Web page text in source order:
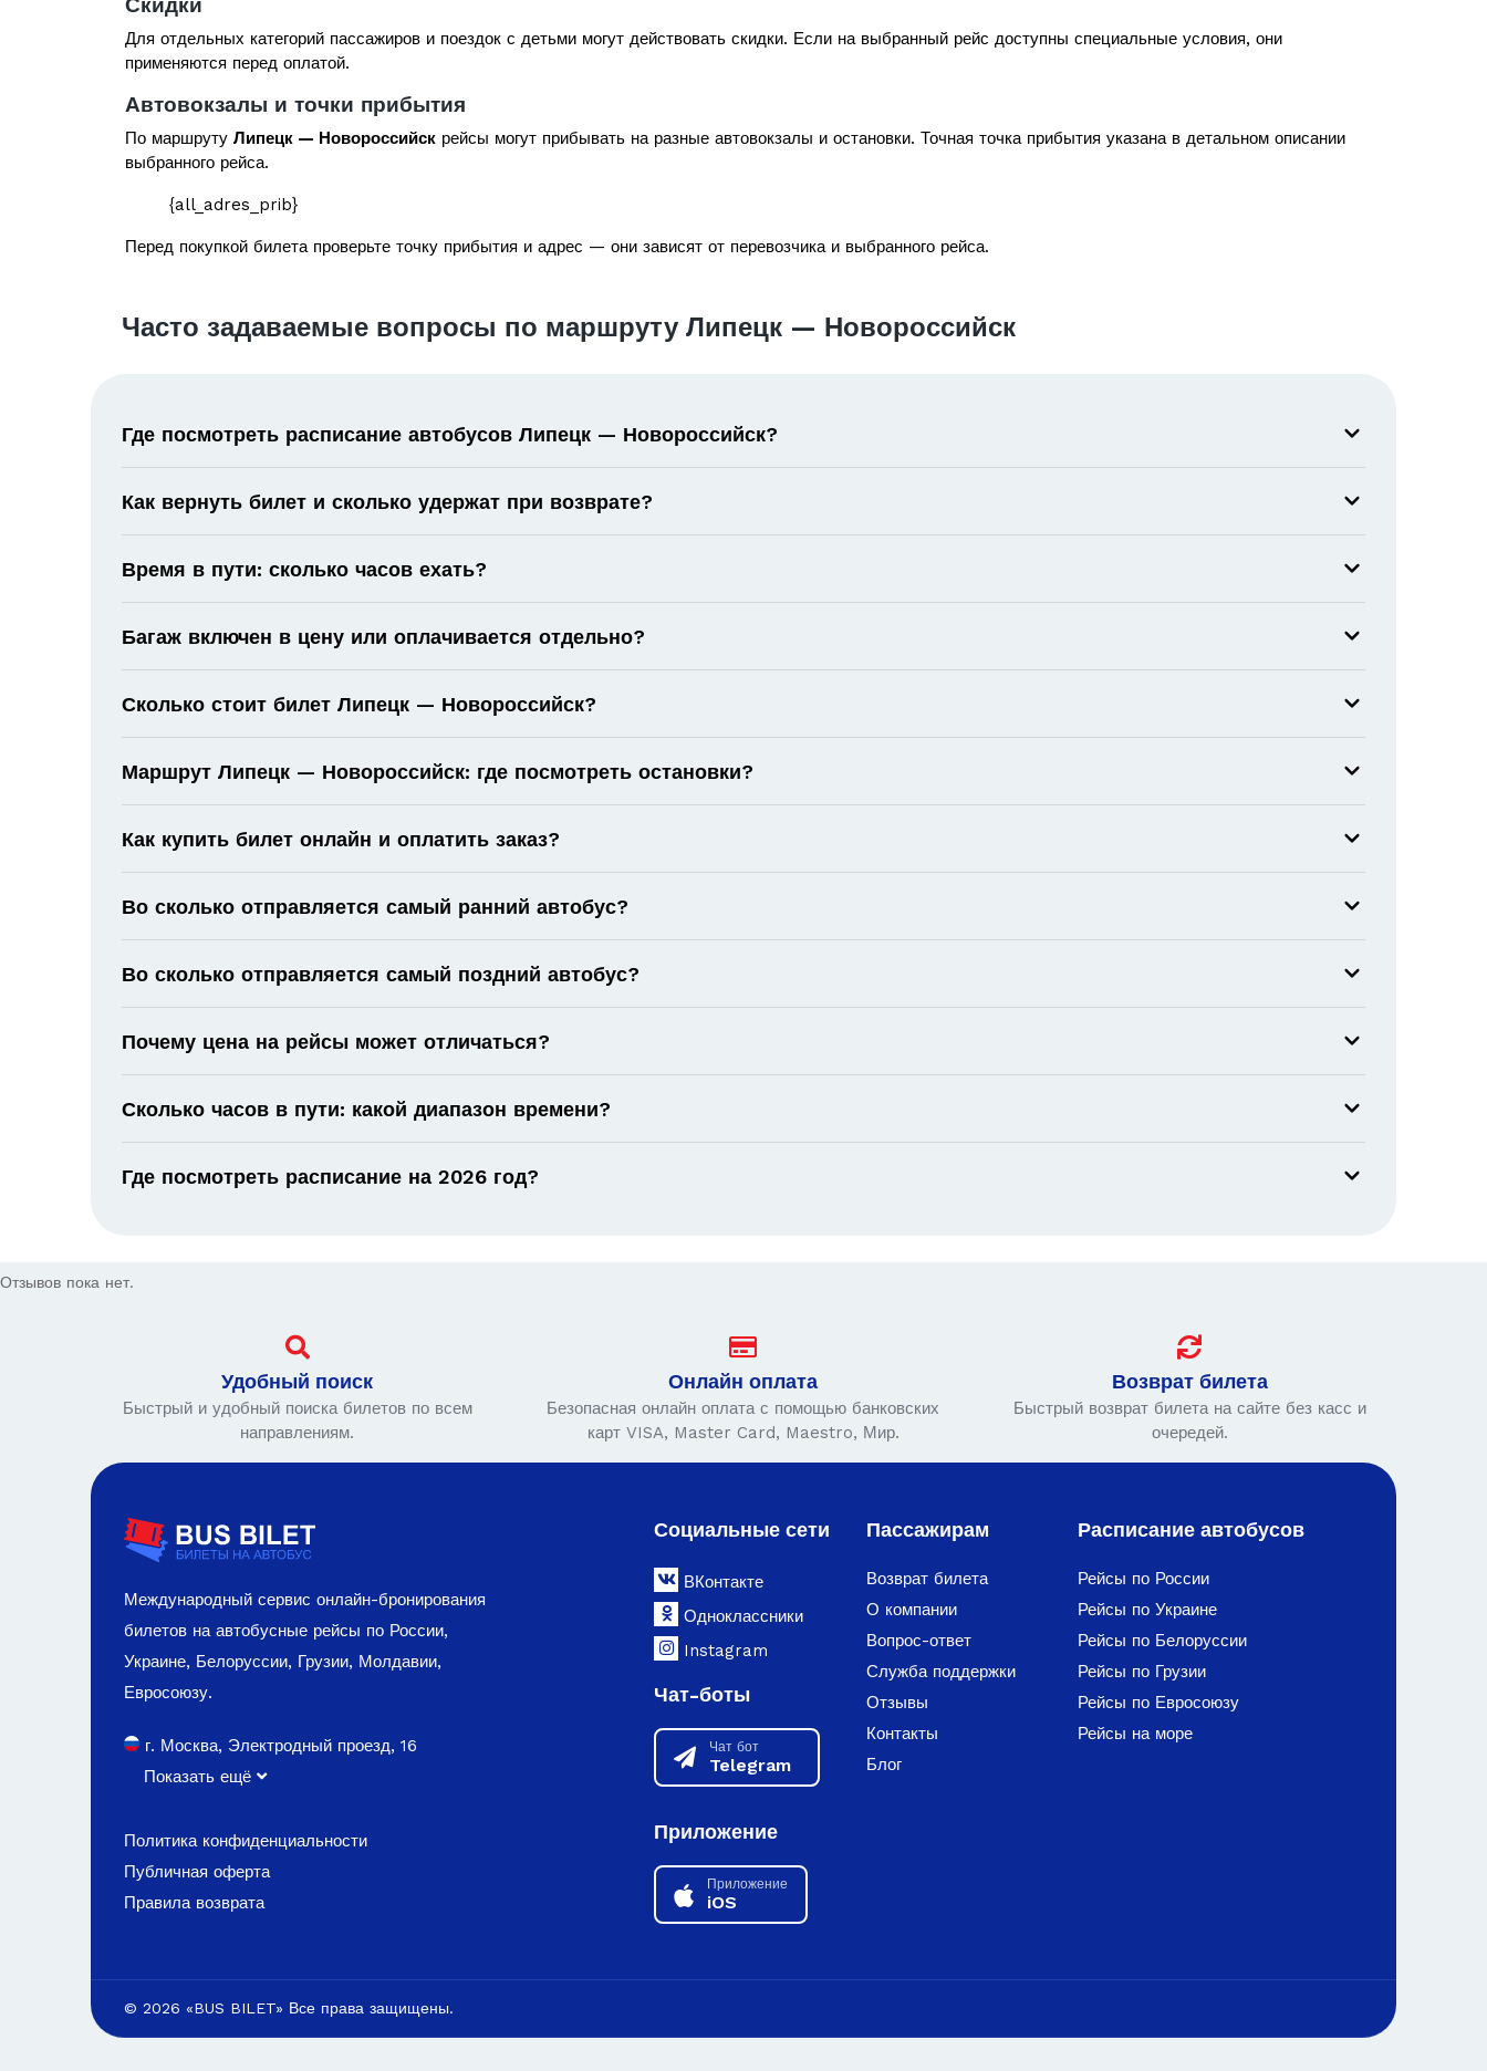
Скидки
Для отдельных категорий пассажиров и поездок с детьми могут действовать скидки. Если на выбранный рейс доступны специальные условия, они
применяются перед оплатой.
Автовокзалы и точки прибытия
По маршруту Липецк — Новороссийск рейсы могут прибывать на разные автовокзалы и остановки. Точная точка прибытия указана в детальном описании
выбранного рейса.
{all_adres_prib}
Перед покупкой билета проверьте точку прибытия и адрес — они зависят от перевозчика и выбранного рейса.
Часто задаваемые вопросы по маршруту Липецк — Новороссийск
Где посмотреть расписание автобусов Липецк — Новороссийск?
Как вернуть билет и сколько удержат при возврате?
Время в пути: сколько часов ехать?
Багаж включен в цену или оплачивается отдельно?
Сколько стоит билет Липецк — Новороссийск?
Маршрут Липецк — Новороссийск: где посмотреть остановки?
Как купить билет онлайн и оплатить заказ?
Во сколько отправляется самый ранний автобус?
Во сколько отправляется самый поздний автобус?
Почему цена на рейсы может отличаться?
Сколько часов в пути: какой диапазон времени?
Где посмотреть расписание на 2026 год?
Отзывов пока нет.
Удобный поиск
Быстрый и удобный поиска билетов по всем
направлениям.
Онлайн оплата
Безопасная онлайн оплата с помощью банковских
карт VISA, Master Card, Maestro, Мир.
Возврат билета
Быстрый возврат билета на сайте без касс и
очередей.
Международный сервис онлайн-бронирования
билетов на автобусные рейсы по России,
Украине, Белоруссии, Грузии, Молдавии,
Евросоюзу.
г. Москва, Электродный проезд, 16
Показать ещё
Политика конфиденциальности
Публичная оферта
Правила возврата
Социальные сети
ВКонтакте
Одноклассники
Instagram
Чат-боты
Чат бот
Telegram
Приложение
Приложение
iOS
Пассажирам
Возврат билета
О компании
Вопрос-ответ
Служба поддержки
Отзывы
Контакты
Блог
Расписание автобусов
Рейсы по России
Рейсы по Украине
Рейсы по Белоруссии
Рейсы по Грузии
Рейсы по Евросоюзу
Рейсы на море
© 2026 «BUS BILET» Все права защищены.